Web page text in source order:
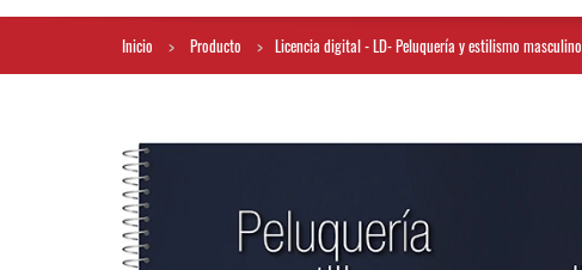
Inicio Producto Licencia digital - LD- Peluquería y estilismo